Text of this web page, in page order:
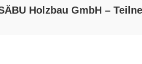
Holzbau GmbH –